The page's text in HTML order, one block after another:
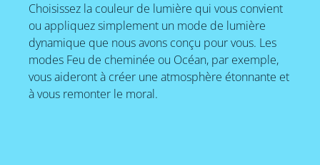
Choisissez la couleur de lumière qui vous convient
ou appliquez simplement un mode de lumière
dynamique que nous avons conçu pour vous. Les
modes Feu de cheminée ou Océan, par exemple,
vous aideront à créer une atmosphère étonnante et
à vous remonter le moral.